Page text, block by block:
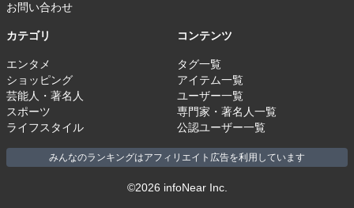
お問い合わせ
カテゴリ
エンタメ
ショッピング
芸能人・著名人
スポーツ
ライフスタイル
コンテンツ
タグ一覧
アイテム一覧
ユーザー一覧
専門家・著名人一覧
公認ユーザー一覧
みんなのランキングはアフィリエイト広告を利用しています
©2026 infoNear Inc.